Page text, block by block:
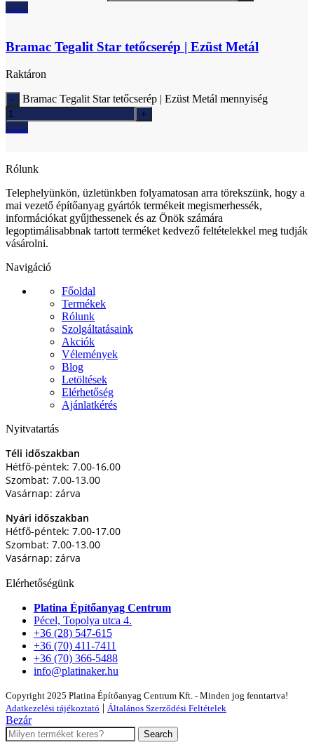
Ajánlatkérés
Bramac Tegalit Star tetőcserép | Ezüst Metál
Raktáron
Bramac Tegalit Star tetőcserép | Ezüst Metál mennyiség
Ajánlatkérés
Rólunk
Telephelyünkön, üzletünkben folyamatosan arra törekszünk, hogy a
mai vezető építőanyag gyártók termékeit megismerhessék,
információkat gyűjthessenek és az Önök számára
legoptimálisabbnak tartott terméket kedvező feltételekkel meg tudják
vásárolni.
Navigáció
Főoldal
Termékek
Rólunk
Szolgáltatásaink
Akciók
Vélemények
Blog
Letöltések
Elérhetőség
Ajánlatkérés
Nyitvatartás
Téli időszakban
Hétfő-péntek: 7.00-16.00
Szombat: 7.00-13.00
Vasárnap: zárva
Nyári időszakban
Hétfő-péntek: 7.00-17.00
Szombat: 7.00-13.00
Vasárnap: zárva
Elérhetőségünk
Platina Építőanyag Centrum
Pécel, Topolya utca 4.
+36 (28) 547-615
+36 (70) 411-7411
+36 (70) 366-5488
info@platinaker.hu
Copyright 2025 Platina Építőanyag Centrum Kft. - Minden jog fenntartva!
Adatkezelési tájékoztató | Általános Szerződési Feltételek
Bezár
Search